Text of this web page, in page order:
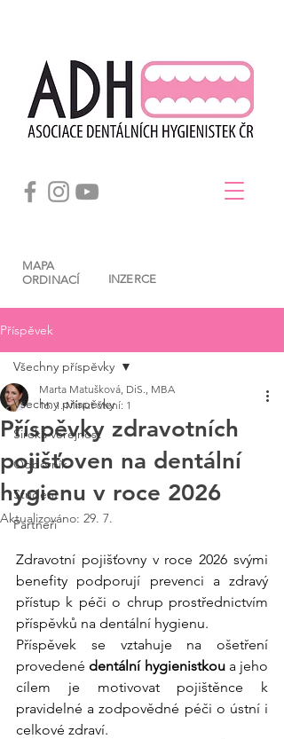
INZERCE
MAPA
ORDINACÍ
Příspěvek
Všechny příspěvky
Široká veřejnost
Odborník
Student
Partneři
Všechny příspěvky
Příspěvky zdravotních
pojišťoven na dentální
hygienu v roce 2026
Marta Matušková, DiS., MBA
16. 1. Minut čtení: 1
Aktualizováno: 29. 7.
Zdravotní pojišťovny v roce 2026 svými
benefity podporují prevenci a zdravý
přístup k péči o chrup prostřednictvím
příspěvků na dentální hygienu.
Příspěvek se vztahuje na ošetření
provedené dentální hygienistkou a jeho
cílem je motivovat pojištěnce k
pravidelné a zodpovědné péči o ústní i
celkové zdraví.